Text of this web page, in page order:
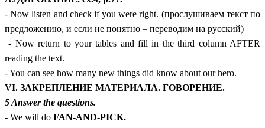
- Now listen and check if you were right. (прослушиваем текст по
предложению, и если не понятно – переводим на русский)
- Now return to your tables and fill in the third column AFTER
reading the text.
- You can see how many new things did know about our hero.
VI. ЗАКРЕПЛЕНИЕ МАТЕРИАЛА. ГОВОРЕНИЕ.
5 Answer the questions.
- We will do FAN-AND-PICK.